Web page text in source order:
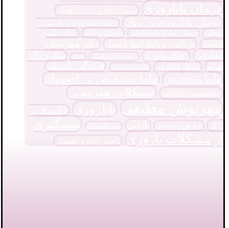
درمان ناباروری درمان ناباروری در آقایان
درمان ناباروری در زنان
درمان ناباروری و نارایی در
زوجین
درمان ناباروری و نازایی درمان نازایی
درمان پلی
کیستیک
دریافت برنامه اصلاح سبک
دکتر مهرنوش
مطیعی
رفلکسولوژی رژیم غذایی مناسب زایمان
سبک زندگی
سالم
سیکل قاعدگی علائم آندومتریوز قاعدگی نامنظم
ماما متخصص ماما متخصص در اصفهان
متخصص مامایی مشکلات هورمونی
مهرنوش مطیعی ناباروری
ناباروری در
زنان
ناباروری زوجین نازایی پلی کیستیک
پیشگیری
از مشکلات باروری
کاهش ذخیره تخمدان